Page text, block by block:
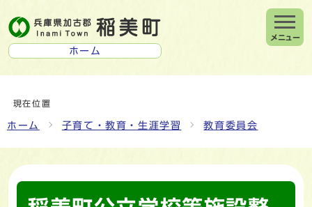
ホーム
メニュー
現在位置
ホーム 子育て・教育・生涯学習 教育委員会